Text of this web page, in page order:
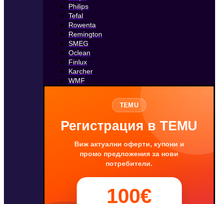
Philips
Tefal
Rowenta
Remington
SMEG
Oclean
Finlux
Karcher
WMF
TEMU
Регистрация в TEMU
Виж актуални оферти, купони и
промо предложения за нови
потребители.
100€